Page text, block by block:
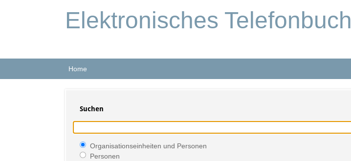
Elektronisches Telefonbuch
Home
Suchen
Organisationseinheiten und Personen
Personen